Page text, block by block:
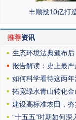
丰顺投10亿打
推荐资讯
生态环境法典颁布
报告解读：史上最严
如何科学看待这两
拓宽绿水青山转化
建设高标准农田，
“十五五”时期如何